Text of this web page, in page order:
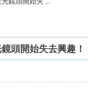
頭開始失去興趣！